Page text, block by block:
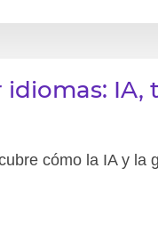
cómo la IA y